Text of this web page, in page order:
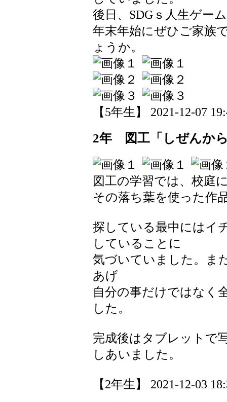
後日、SDGｓ人生ゲー
年末年始にぜひご家族
ょうか。
【5年生】 2021-12-07
2年 図工「しぜんか
図工の学習では、校庭
その落ち葉を使った作
探している最中にはイ
していることに
気づいていました。ま
あげ
自分の事だけではなく
した。
完成後はタブレットで
しあいました。
【2年生】 2021-12-03